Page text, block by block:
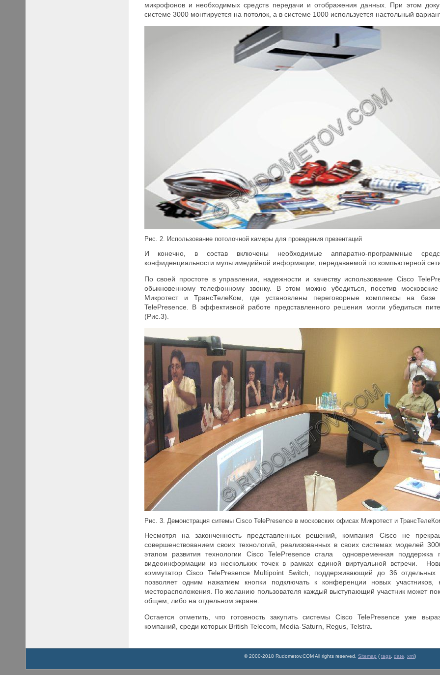
микрофонов и необходимых средств передачи и отображения данных. При этом
системе 3000 монтируется на потолок, а в системе 1000 используется настольный
Рис. 2. Использование потолочной камеры для проведения презентаций
И конечно, в состав включены необходимые аппаратно-программные
конфиденциальности мультимедийной информации, передаваемой по компьютерной
По своей простоте в управлении, надежности и качеству использование Cisco
обыкновенному телефонному звонку. В этом можно убедиться, посетив
Микротест и ТрансТелеКом, где установлены переговорные комплексы на базе
TelePresence. В эффективной работе представленного решения могли убедиться
(Рис.3).
Рис. 3. Демонстрация ситемы Cisco TelePresence в московских офисах Микротест и
Несмотря на законченность представленных решений, компания Cisco не
совершенствованием своих технологий, реализованных в своих системах моделей
этапом развития технологии Cisco TelePresence стала одновременная поддержка
видеоинформации из нескольких точек в рамках единой виртуальной встречи.
коммутатор Cisco TelePresence Multipoint Switch, поддерживающий до 36 отдельных
позволяет одним нажатием кнопки подключать к конференции новых участников,
месторасположения. По желанию пользователя каждый выступающий участник может
общем, либо на отдельном экране.
Остается отметить, что готовность закупить системы Cisco TelePresence уже
компаний, среди которых British Telecom, Media-Saturn, Regus, Telstra.
© 2000-2018 Rudometov.COM All rights reserved. Sitemap ( tags date xml)